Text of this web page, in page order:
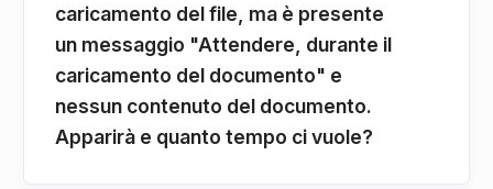
caricamento del file, ma è presente
un messaggio "Attendere, durante il
caricamento del documento" e
nessun contenuto del documento.
Apparirà e quanto tempo ci vuole?